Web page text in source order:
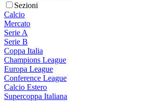
Sezioni
Calcio
Mercato
Serie A
Serie B
Coppa Italia
Champions League
Europa League
Conference League
Calcio Estero
Supercoppa Italiana